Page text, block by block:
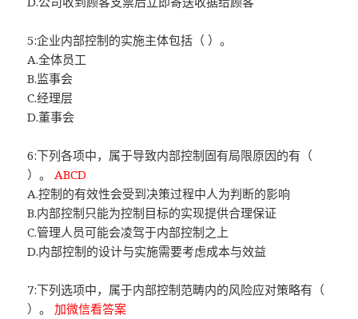
5:企业内部控制的实施主体包括（ ）。
A.全体员工
B.监事会
C.经理层
D.董事会
6:下列各项中，属于导致内部控制固有局限原因的有（
）。ABCD
A.控制的有效性会受到决策过程中人为判断的影响
B.内部控制只能为控制目标的实现提供合理保证
C.管理人员可能会凌驾于内部控制之上
D.内部控制的设计与实施需要考虑成本与效益
7:下列选项中，属于内部控制范畴内的风险应对策略有（
）。加微信看答案